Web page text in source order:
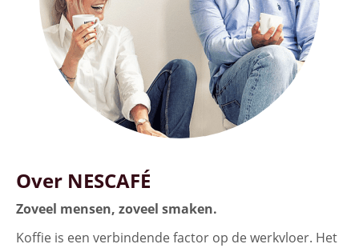
Over NESCAFÉ
Zoveel mensen, zoveel smaken.
Koffie is een verbindende factor op de werkvloer. Het